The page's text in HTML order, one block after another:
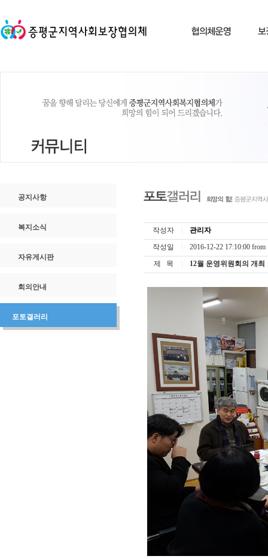
공지사항
복지소식
자유게시판
회의안내
포토갤러리
작성자 관리자
작성일 2016-12-22 17:10:00
제 목 12월 운영위원회의 개최